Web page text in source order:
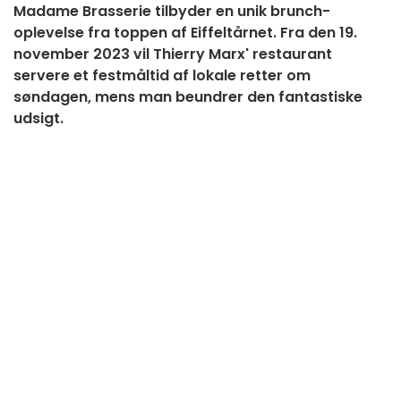
Madame Brasserie tilbyder en unik brunch-
oplevelse fra toppen af Eiffeltårnet. Fra den 19.
november 2023 vil Thierry Marx' restaurant
servere et festmåltid af lokale retter om
søndagen, mens man beundrer den fantastiske
udsigt.